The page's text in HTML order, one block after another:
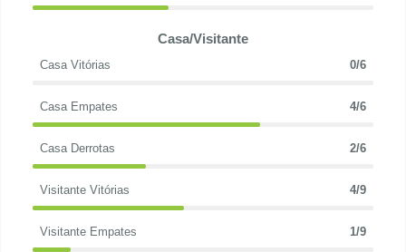
Casa/Visitante
Casa Vitórias 0/6
Casa Empates 4/6
Casa Derrotas 2/6
Visitante Vitórias 4/9
Visitante Empates 1/9